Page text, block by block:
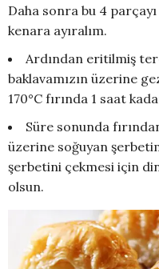
Daha sonra bu 4
kenara ayıralım.
Ardından eritilmiş
baklavamızın üzerine
170°C fırında 1 saat
Süre sonunda
üzerine soğuyan
şerbetini çekmesi için
olsun.